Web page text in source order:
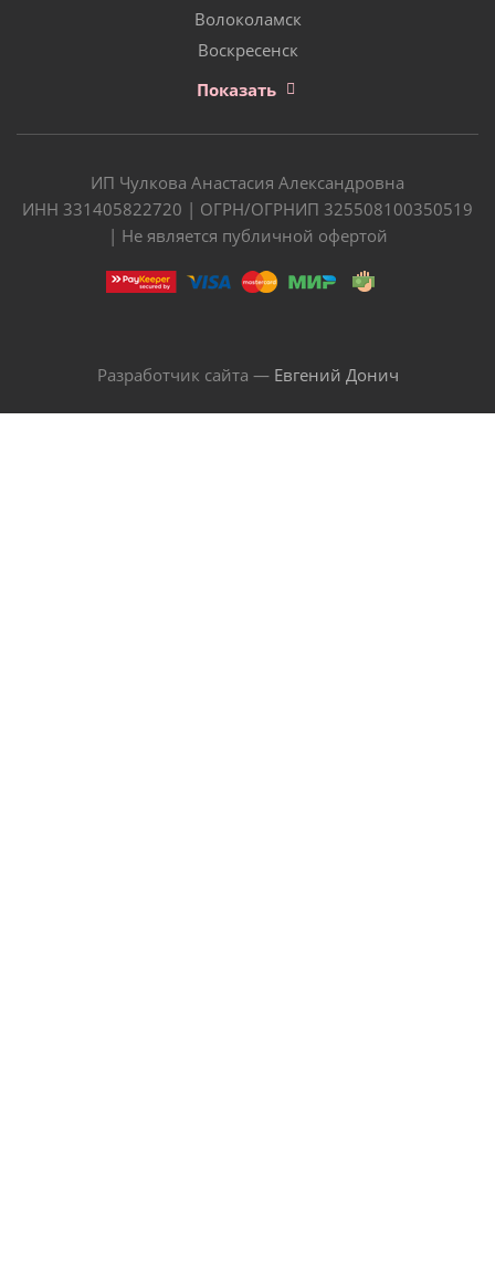
Волоколамск
Воскресенск
Показать
ИП Чулкова Анастасия Александровна
ИНН 331405822720 | ОГРН/ОГРНИП 325508100350519
| Не является публичной офертой
Разработчик сайта — Евгений Донич